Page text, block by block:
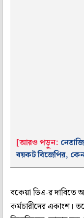
[আরও পড়ুন:
বয়কট বিজেপির, কেন
বকেয়া ডিএ-র দাবিতে
কর্মচারীদের একাংশ।